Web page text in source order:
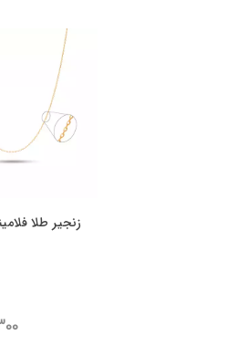
زنجیر طلا